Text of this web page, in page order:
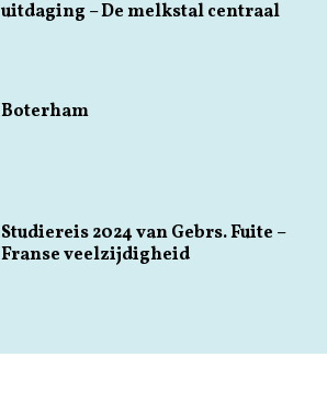
uitdaging – De melkstal centraal
Boterham
Studiereis 2024 van Gebrs. Fuite –
Franse veelzijdigheid